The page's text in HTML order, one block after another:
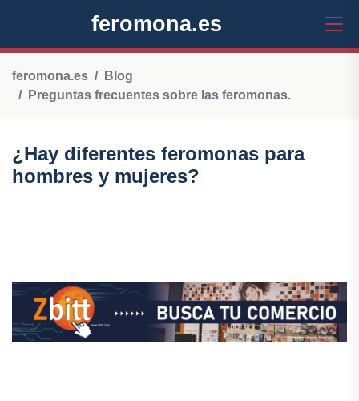
feromona.es
feromona.es
Blog
Preguntas frecuentes sobre las feromonas.
¿Hay diferentes feromonas para
hombres y mujeres?